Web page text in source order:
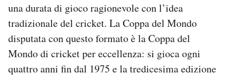
una durata di gioco ragionevole con l’idea
tradizionale del cricket. La Coppa del Mondo
disputata con questo formato è la Coppa del
Mondo di cricket per eccellenza: si gioca ogni
quattro anni fin dal 1975 e la tredicesima edizione